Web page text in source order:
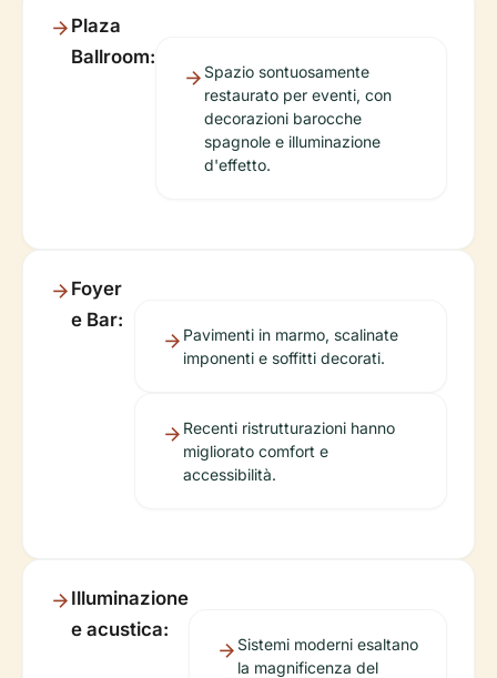
Plaza
Ballroom:
Spazio sontuosamente
restaurato per eventi, con
decorazioni barocche
spagnole e illuminazione
d'effetto.
Foyer
e Bar:
Pavimenti in marmo, scalinate
imponenti e soffitti decorati.
Recenti ristrutturazioni hanno
migliorato comfort e
accessibilità.
Illuminazione
e acustica:
Sistemi moderni esaltano
la magnificenza del